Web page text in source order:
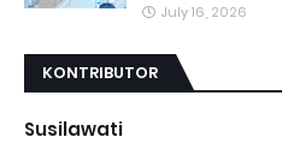
July 16, 2026
KONTRIBUTOR
Susilawati